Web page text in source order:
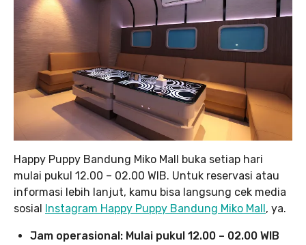
Happy Puppy Bandung Miko Mall buka setiap hari
mulai pukul 12.00 – 02.00 WIB. Untuk reservasi atau
informasi lebih lanjut, kamu bisa langsung cek media
sosial Instagram Happy Puppy Bandung Miko Mall, ya.
Jam operasional: Mulai pukul 12.00 – 02.00 WIB